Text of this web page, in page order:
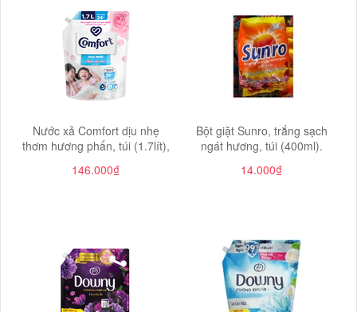
Nước xả Comfort dịu nhẹ
thơm hương phấn, túi (1.7lít),
146.000₫
Bột giặt Sunro, trắng sạch
ngát hương, túi (400ml).
14.000₫